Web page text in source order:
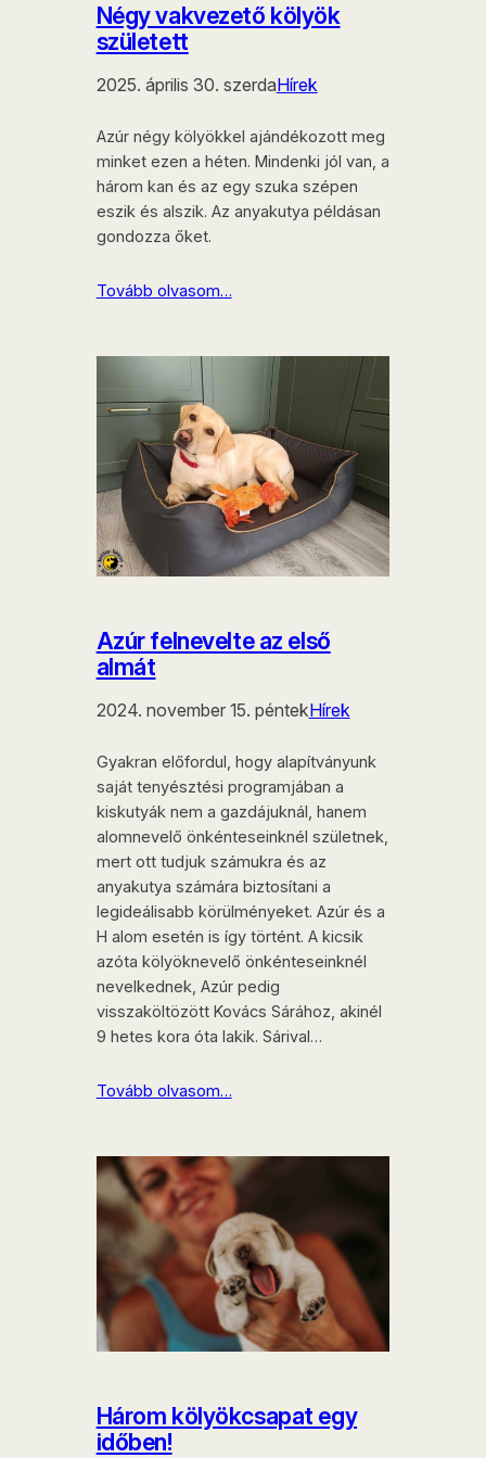
Négy vakvezető kölyök
született
2025. április 30. szerdaHírek
Azúr négy kölyökkel ajándékozott meg
minket ezen a héten. Mindenki jól van, a
három kan és az egy szuka szépen
eszik és alszik. Az anyakutya példásan
gondozza őket.
Tovább olvasom…
Azúr felnevelte az első
almát
2024. november 15. péntekHírek
Gyakran előfordul, hogy alapítványunk
saját tenyésztési programjában a
kiskutyák nem a gazdájuknál, hanem
alomnevelő önkénteseinknél születnek,
mert ott tudjuk számukra és az
anyakutya számára biztosítani a
legideálisabb körülményeket. Azúr és a
H alom esetén is így történt. A kicsik
azóta kölyöknevelő önkénteseinknél
nevelkednek, Azúr pedig
visszaköltözött Kovács Sárához, akinél
9 hetes kora óta lakik. Sárival…
Tovább olvasom…
Három kölyökcsapat egy
időben!